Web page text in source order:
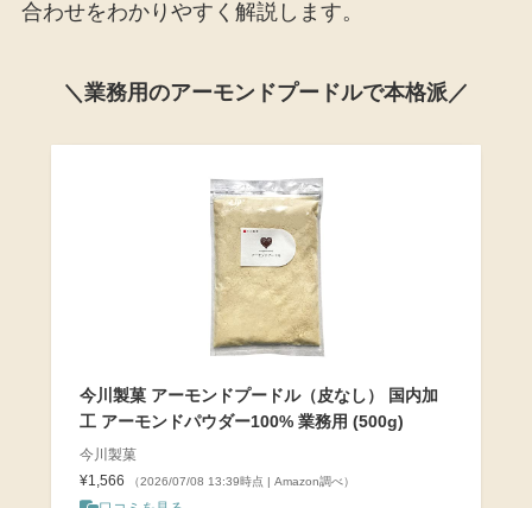
合わせをわかりやすく解説します。
＼業務用のアーモンドプードルで本格派／
今川製菓 アーモンドプードル（皮なし） 国内加
工 アーモンドパウダー100% 業務用 (500g)
今川製菓
¥1,566
（2026/07/08 13:39時点 | Amazon調べ）